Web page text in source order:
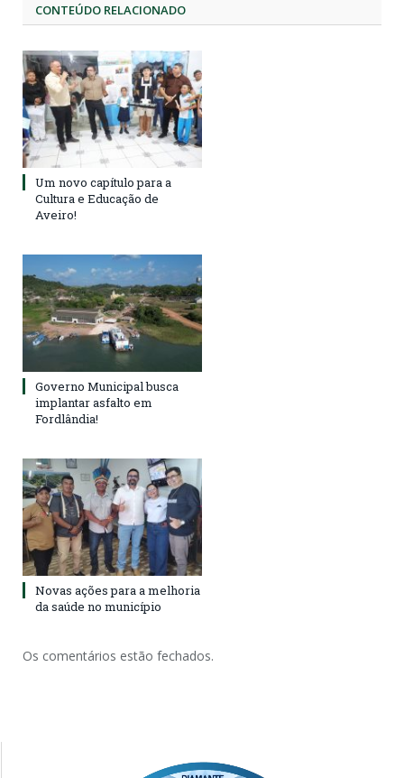
CONTEÚDO RELACIONADO
Um novo capítulo para a
Cultura e Educação de
Aveiro!
Governo Municipal busca
implantar asfalto em
Fordlândia!
Novas ações para a melhoria
da saúde no município
Os comentários estão fechados.